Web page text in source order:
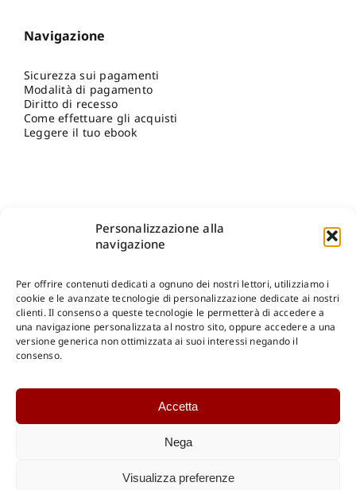
Personalizzazione alla
navigazione
Per offrire contenuti dedicati a ognuno dei nostri lettori, utilizziamo i
cookie e le avanzate tecnologie di personalizzazione dedicate ai nostri
clienti. Il consenso a queste tecnologie le permetterà di accedere a
una navigazione personalizzata al nostro sito, oppure accedere a una
versione generica non ottimizzata ai suoi interessi negando il
consenso.
Accetta
Nega
Visualizza preferenze
Navigazione
Sicurezza sui pagamenti
Modalità di pagamento
Diritto di recesso
Come effettuare gli acquisti
Leggere il tuo ebook
Shop Gangemi Editore-Pagamenti Sicuri e anche Rateali
Catalogo Online
Catalogo Internazionale
DOWNLOAD
Catalogo Internazionale